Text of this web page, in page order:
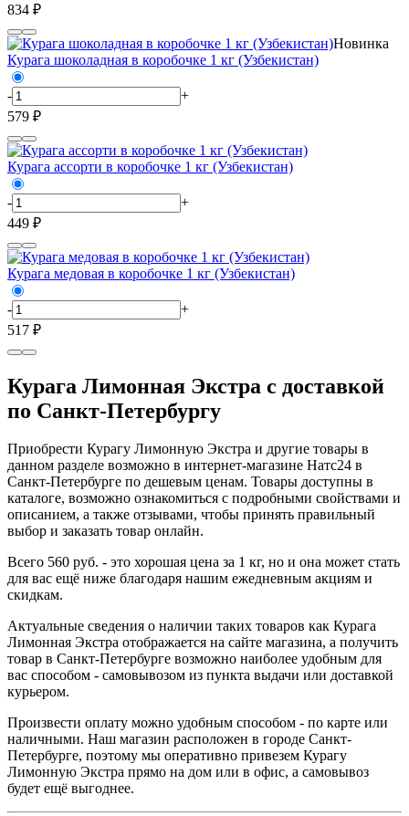
834 ₽
Новинка
Курага шоколадная в коробочке 1 кг (Узбекистан)
-
+
579 ₽
Курага ассорти в коробочке 1 кг (Узбекистан)
-
+
449 ₽
Курага медовая в коробочке 1 кг (Узбекистан)
-
+
517 ₽
Курага Лимонная Экстра с доставкой
по Санкт-Петербургу
Приобрести Курагу Лимонную Экстра и другие товары в
данном разделе возможно в интернет-магазине Натс24 в
Санкт-Петербурге по дешевым ценам. Товары доступны в
каталоге, возможно ознакомиться с подробными свойствами и
описанием, а также отзывами, чтобы принять правильный
выбор и заказать товар онлайн.
Всего 560 руб. - это хорошая цена за 1 кг, но и она может стать
для вас ещё ниже благодаря нашим ежедневным акциям и
скидкам.
Актуальные сведения о наличии таких товаров как Курага
Лимонная Экстра отображается на сайте магазина, а получить
товар в Санкт-Петербурге возможно наиболее удобным для
вас способом - самовывозом из пункта выдачи или доставкой
курьером.
Произвести оплату можно удобным способом - по карте или
наличными. Наш магазин расположен в городе Санкт-
Петербурге, поэтому мы оперативно привезем Курагу
Лимонную Экстра прямо на дом или в офис, а самовывоз
будет ещё выгоднее.